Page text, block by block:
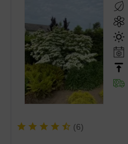
(6)